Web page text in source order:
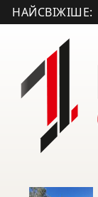
НАЙСВІЖІШЕ: